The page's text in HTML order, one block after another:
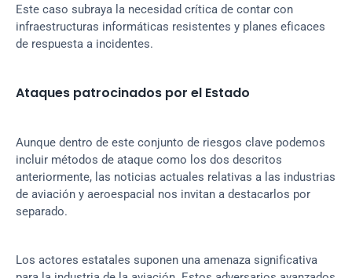
Este caso subraya la necesidad crítica de contar con
infraestructuras informáticas resistentes y planes eficaces
de respuesta a incidentes.
Ataques patrocinados por el Estado
Aunque dentro de este conjunto de riesgos clave podemos
incluir métodos de ataque como los dos descritos
anteriormente, las noticias actuales relativas a las industrias
de aviación y aeroespacial nos invitan a destacarlos por
separado.
Los actores estatales suponen una amenaza significativa